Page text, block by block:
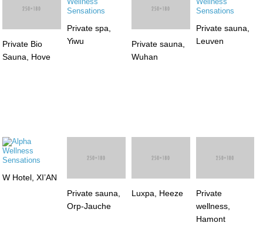
Private Bio
Sauna, Hove
Private spa,
Yiwu
Private sauna,
Wuhan
Private sauna,
Leuven
W Hotel, XI’AN
Private sauna,
Orp-Jauche
Luxpa, Heeze
Private
wellness,
Hamont